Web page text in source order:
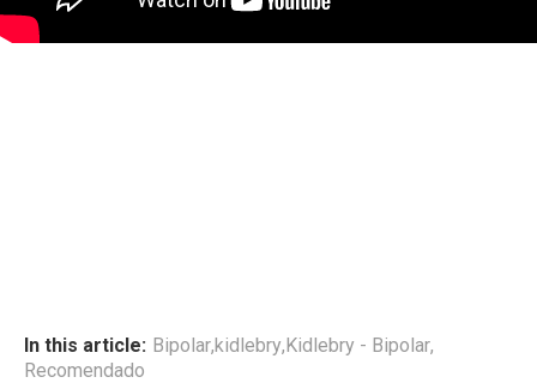
In this article: Bipolar,kidlebry,Kidlebry - Bipolar,
Recomendado